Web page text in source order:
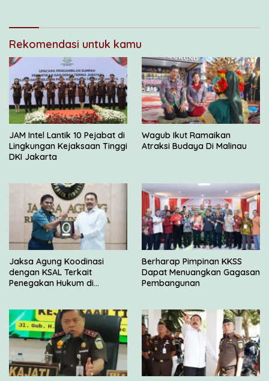
Rekomendasi untuk kamu
JAM Intel Lantik 10 Pejabat di
Lingkungan Kejaksaan Tinggi
DKI Jakarta
Wagub Ikut Ramaikan
Atraksi Budaya Di Malinau
Jaksa Agung Koodinasi
dengan KSAL Terkait
Penegakan Hukum di
Berharap Pimpinan KKSS
Dapat Menuangkan Gagasan
Pembangunan